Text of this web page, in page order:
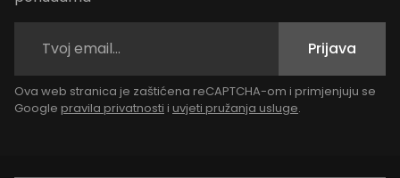
Prijava
Ova web stranica je zaštićena reCAPTCHA-om i primjenjuju se
Google pravila privatnosti i uvjeti pružanja usluge.